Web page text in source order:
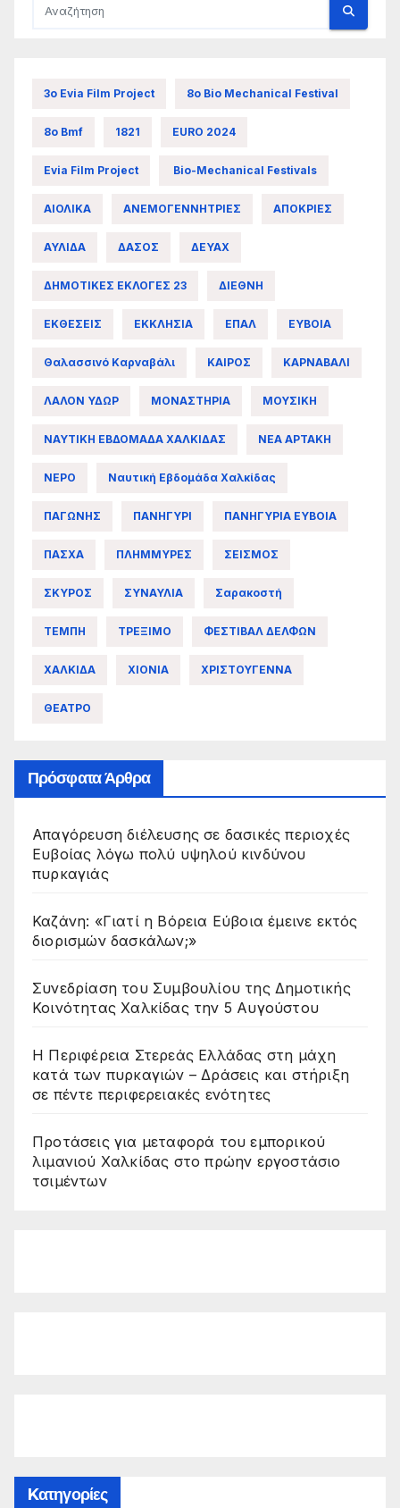
3ο Evia Film Project 8ο Bio Mechanical Festival
8ο Bmf 1821 EURO 2024
Evia Film Project Bio-Mechanical Festivals
ΑΙΟΛΙΚΑ ΑΝΕΜΟΓΕΝΝΗΤΡΙΕΣ ΑΠΟΚΡΙΕΣ
ΑΥΛΙΔΑ ΔΑΣΟΣ ΔΕΥΑΧ
ΔΗΜΟΤΙΚΕΣ ΕΚΛΟΓΕΣ 23 ΔΙΕΘΝΗ
ΕΚΘΕΣΕΙΣ ΕΚΚΛΗΣΙΑ ΕΠΑΛ ΕΥΒΟΙΑ
Θαλασσινό Καρναβάλι ΚΑΙΡΟΣ ΚΑΡΝΑΒΑΛΙ
ΛΑΛΟΝ ΥΔΩΡ ΜΟΝΑΣΤΗΡΙΑ ΜΟΥΣΙΚΗ
ΝΑΥΤΙΚΗ ΕΒΔΟΜΑΔΑ ΧΑΛΚΙΔΑΣ ΝΕΑ ΑΡΤΑΚΗ
ΝΕΡΟ Ναυτική Εβδομάδα Χαλκίδας
ΠΑΓΩΝΗΣ ΠΑΝΗΓΥΡΙ ΠΑΝΗΓΥΡΙΑ ΕΥΒΟΙΑ
ΠΑΣΧΑ ΠΛΗΜΜΥΡΕΣ ΣΕΙΣΜΟΣ
ΣΚΥΡΟΣ ΣΥΝΑΥΛΙΑ Σαρακοστή
ΤΕΜΠΗ ΤΡΕΞΙΜΟ ΦΕΣΤΙΒΑΛ ΔΕΛΦΩΝ
ΧΑΛΚΙΔΑ ΧΙΟΝΙΑ ΧΡΙΣΤΟΥΓΕΝΝΑ
ΘΕΑΤΡΟ
Πρόσφατα Άρθρα
Απαγόρευση διέλευσης σε δασικές περιοχές
Ευβοίας λόγω πολύ υψηλού κινδύνου
πυρκαγιάς
Καζάνη: «Γιατί η Βόρεια Εύβοια έμεινε εκτός
διορισμών δασκάλων;»
Συνεδρίαση του Συμβουλίου της Δημοτικής
Κοινότητας Χαλκίδας την 5 Αυγούστου
Η Περιφέρεια Στερεάς Ελλάδας στη μάχη
κατά των πυρκαγιών – Δράσεις και στήριξη
σε πέντε περιφερειακές ενότητες
Προτάσεις για μεταφορά του εμπορικού
λιμανιού Χαλκίδας στο πρώην εργοστάσιο
τσιμέντων
Kατηγορίες